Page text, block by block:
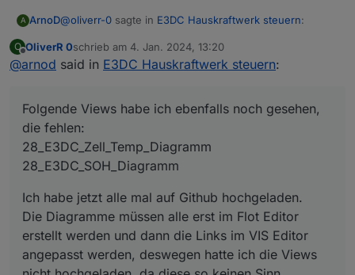
A ArnoD@oliverr-0 sagte in E3DC Hauskraftwerk steuern:
Möchtest du Ideen hier im Forum diskutieren oder
Folgende Views habe ich ebenfalls noch gesehen,
die fehlen:
28_E3DC_Zell_Temp_Diagramm
Ich habe jetzt alle mal auf Github hochgeladen.
Die Diagramme müssen alle erst im Flot Editor erstellt
werden und dann die Links im VIS Editor angepasst
werden, deswegen hatte ich die Views nicht
hochgeladen, da diese so keinen Sinn machen.
Bei dem Heizstab gibt es ja mehrere Möglichkeiten
der Handhabung.
über Modbus und Script manuell
E3DC übernimmt bei Ladeende Variable die
Im ersten Step wird es wohl nur über Modbus
funktionieren und sollte dann E3DC die RSCP
Schnittstelle erweitern und endlich eine neue
O
Offline
OliverR 0schrieb am 4. Jan. 2024, 13:20
zuletzt editiert von
@arnod said in E3DC Hauskraftwerk steuern:
Folgende Views habe ich ebenfalls noch gesehen,
die fehlen:
28_E3DC_Zell_Temp_Diagramm
28_E3DC_SOH_Diagramm
Ich habe jetzt alle mal auf Github hochgeladen.
Die Diagramme müssen alle erst im Flot Editor
erstellt werden und dann die Links im VIS Editor
angepasst werden, deswegen hatte ich die Views